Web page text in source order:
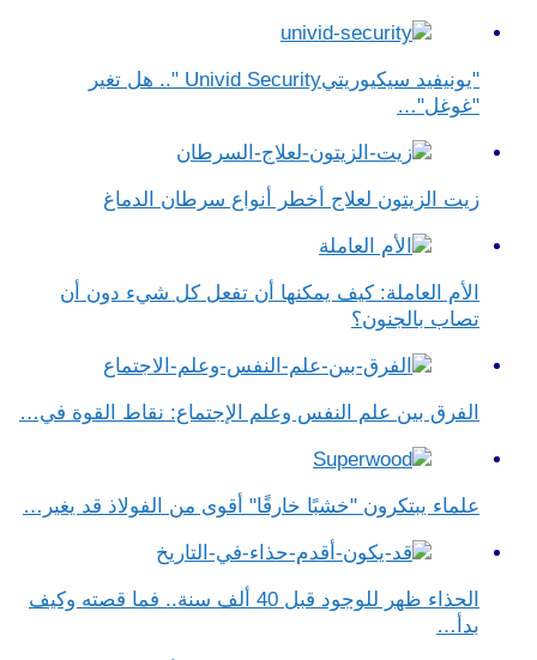
"يونيفيد سيكيوريتيUnivid Security ".. هل تغير
"غوغل"…
زيت الزيتون لعلاج أخطر أنواع سرطان الدماغ
الأم العاملة: كيف يمكنها أن تفعل كل شيء دون أن
تصاب بالجنون؟
الفرق بين علم النفس وعلم الإجتماع​: نقاط القوة في…
علماء يبتكرون "خشبًا خارقًا" أقوى من الفولاذ قد يغير…
الحذاء ظهر للوجود قبل 40 ألف سنة.. فما قصته وكيف
بدأ…